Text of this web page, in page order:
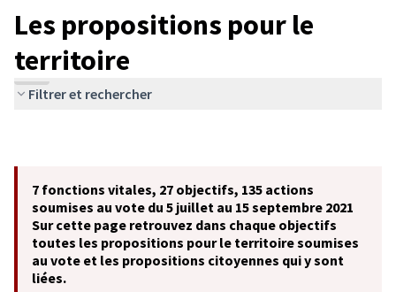
Les propositions pour le
territoire
Filtrer et rechercher
7 fonctions vitales, 27 objectifs, 135 actions
soumises au vote du 5 juillet au 15 septembre 2021
Sur cette page retrouvez dans chaque objectifs
toutes les propositions pour le territoire soumises
au vote et les propositions citoyennes qui y sont
liées.